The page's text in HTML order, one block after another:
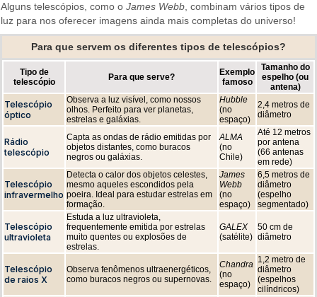
Alguns telescópios, como oJames Webb, combinam vários tipos de
luz para nos oferecer imagens ainda mais completas do universo!
Para que servem os diferentes tipos de telescópios?
Tipo de
telescópio
Para que serve?
Exemplo
famoso
Tamanho do
espelho (ou
antena)
Telescópio
óptico
Observa a luz visível, como nossos
olhos. Perfeito para ver planetas,
estrelas e galáxias.
Hubble
(no
espaço)
2,4 metros de
diâmetro
Rádio
telescópio
Capta as ondas de rádio emitidas por
objetos distantes, como buracos
negros ou galáxias.
ALMA
(no
Chile)
Até 12 metros
por antena
(66 antenas
em rede)
Telescópio
infravermelho
Detecta o calor dos objetos celestes,
mesmo aqueles escondidos pela
poeira. Ideal para estudar estrelas em
formação.
James
Webb
(no
espaço)
6,5 metros de
diâmetro
(espelho
segmentado)
Telescópio
ultravioleta
Estuda a luz ultravioleta,
frequentemente emitida por estrelas
muito quentes ou explosões de
estrelas.
GALEX
(satélite)
50 cm de
diâmetro
Telescópio
de raios X
Observa fenômenos ultraenergéticos,
como buracos negros ou supernovas.
Chandra
(no
espaço)
1,2 metro de
diâmetro
(espelhos
cilíndricos)